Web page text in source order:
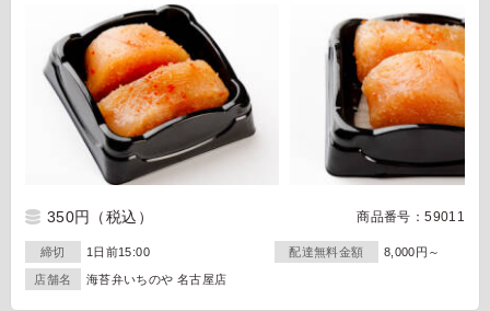
350円 （税込） 商品番号：59011
締切 1日前15:00 配達無料金額 8,000円～
店舗名 海苔弁いちのや 名古屋店